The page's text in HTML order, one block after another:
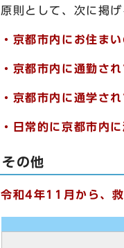
原則として、次に掲げ
・京都市内にお住ま
・京都市内に通勤さ
・京都市内に通学さ
・ 日常的に京都市内
その他
令和4年11月から、救